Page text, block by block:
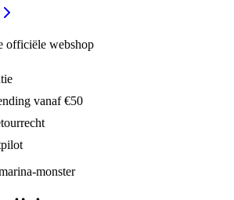
officiële webshop
vanaf €50
monster